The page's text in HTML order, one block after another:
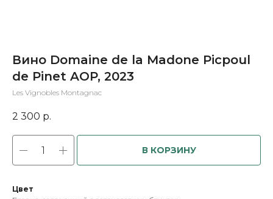
Вино Domaine de la Madone Picpoul
de Pinet AOP, 2023
Les Vignobles Montagnac
2 300 р.
В КОРЗИНУ
Цвет